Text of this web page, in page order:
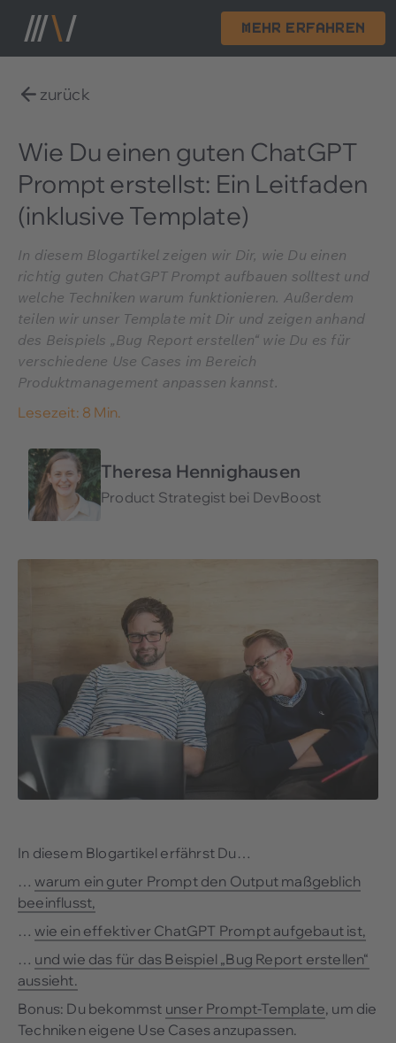
Mehr erfahren
zurück
Wie Du einen guten ChatGPT
Prompt erstellst: Ein Leitfaden
(inklusive Template)
In diesem Blogartikel zeigen wir Dir, wie Du einen
richtig guten ChatGPT Prompt aufbauen solltest und
welche Techniken warum funktionieren. Außerdem
teilen wir unser Template mit Dir und zeigen anhand
des Beispiels „Bug Report erstellen“ wie Du es für
verschiedene Use Cases im Bereich
Produktmanagement anpassen kannst.
Lesezeit: 8 Min.
Theresa Hennighausen
Product Strategist bei DevBoost
In diesem Blogartikel erfährst Du…
…warum ein guter Prompt den Output maßgeblich
beeinflusst,
…wie ein effektiver ChatGPT Prompt aufgebaut ist,
… und wie das für das Beispiel „Bug Report erstellen“
aussieht.
Bonus: Du bekommst unser Prompt-Template, um die
Techniken eigene Use Cases anzupassen.